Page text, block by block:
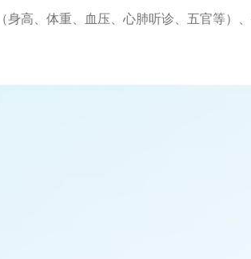
高、体重、血压、心肺听诊、五官等）